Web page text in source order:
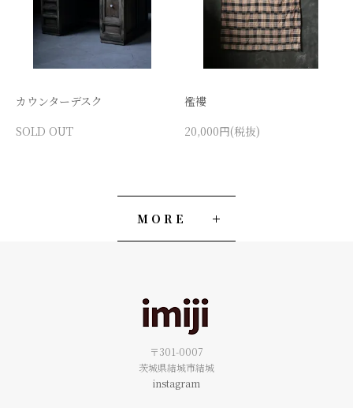
カウンターデスク
SOLD OUT
襤褸
20,000円(税抜)
MORE
〒301-0007
茨城県結城市結城
instagram